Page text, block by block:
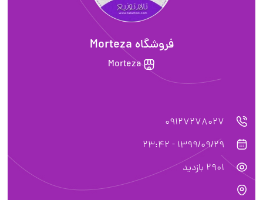
فروشگاه Morteza
Morteza
09127278027
1399/09/29 - 23:42
2901 بازدید